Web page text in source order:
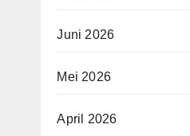
Juni 2026
Mei 2026
April 2026